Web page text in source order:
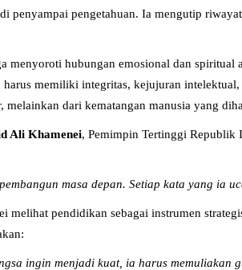
penyampai pengetahuan. Ia mengutip
menyoroti hubungan emosional dan
memiliki integritas, kejujuran
melainkan dari kematangan manusia yang
Ali Khamenei, Pemimpin Tertinggi Republik
masa depan. Setiap kata yang ia
melihat pendidikan sebagai instrumen
ingin menjadi kuat, ia harus